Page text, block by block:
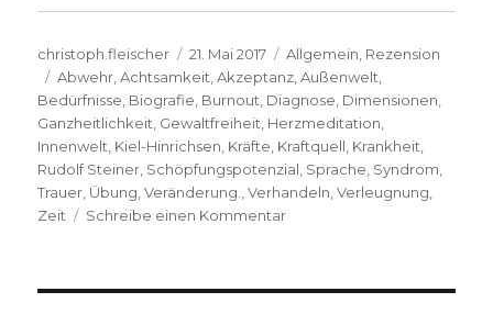
Autor
christoph.fleischer
Veröffentlicht
am
21. Mai 2017 Kategorien
Allgemein Rezension
Schlagwörter
Abwehr ,Achtsamkeit ,Akzeptanz ,Außenwelt
Bedürfnisse Biografie Burnout Diagnose Dimensionen
Ganzheitlichkeit Gewaltfreiheit Herzmeditation
Innenwelt Kiel-Hinrichsen Kräfte Kraftquell Krankheit
Rudolf Steiner Schöpfungspotenzial Sprache Syndrom
Trauer Übung ,Veränderung. ,Verhandeln ,Verleugnung
Zeit
Schreibe einen Kommentarzu